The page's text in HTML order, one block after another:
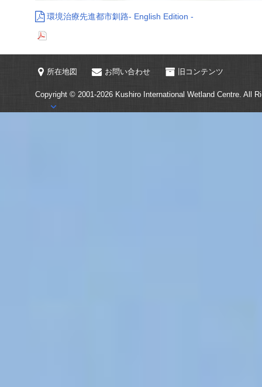
環境治療先進都市釧路- English Edition -
所在地図 お問い合わせ 旧コンテンツ
Copyright © 2001-2026 Kushiro International Wetland Centre. All